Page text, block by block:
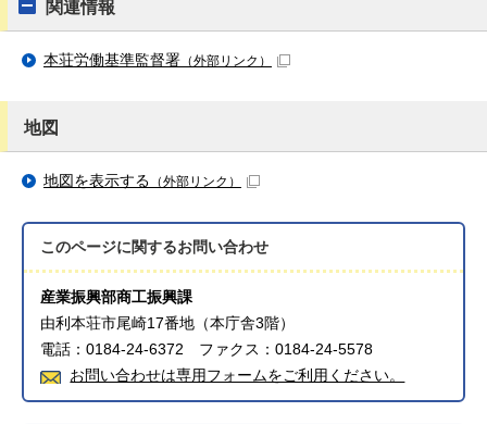
関連情報
本荘労働基準監督署 （外部リンク）
地図
地図を表示する （外部リンク）
このページに関するお問い合わせ
産業振興部商工振興課
由利本荘市尾崎17番地（本庁舎3階）
電話：0184-24-6372 ファクス：0184-24-5578
お問い合わせは専用フォームをご利用ください。